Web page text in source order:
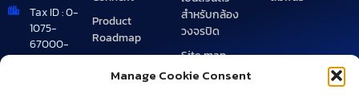
Manage Cookie Consent
Tax ID : 0-
1075-
67000-
49-0
Product
Roadmap
สำหรับกล้อง
วงจรปิด
Site map
Brand